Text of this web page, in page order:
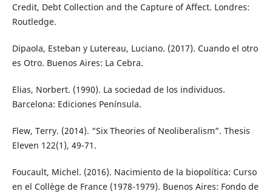
Credit, Debt Collection and the Capture of Affect. Londres:
Routledge.
Dipaola, Esteban y Lutereau, Luciano. (2017). Cuando el otro
es Otro. Buenos Aires: La Cebra.
Elias, Norbert. (1990). La sociedad de los individuos.
Barcelona: Ediciones Península.
Flew, Terry. (2014). “Six Theories of Neoliberalism”. Thesis
Eleven 122(1), 49-71.
Foucault, Michel. (2016). Nacimiento de la biopolítica: Curso
en el Collège de France (1978-1979). Buenos Aires: Fondo de